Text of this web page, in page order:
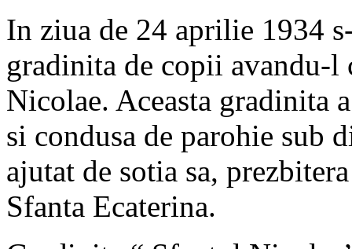
In ziua de 24 aprilie 1934
gradinita de copii avandu-
Nicolae. Aceasta gradinita
si condusa de parohie sub
ajutat de sotia sa,
Sfanta Ecaterina.